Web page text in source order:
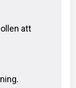
att